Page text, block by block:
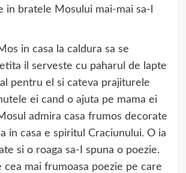
in bratele Mosului mai-mai sa-l
in casa la caldura sa se
il serveste cu paharul de lapte
pentru el si cateva prajiturele
ei cand o ajuta pe mama ei
admira casa frumos decorate
in casa e spiritul Craciunului. O ia
si o roaga sa-I spuna o poezie.
cea mai frumoasa poezie pe care